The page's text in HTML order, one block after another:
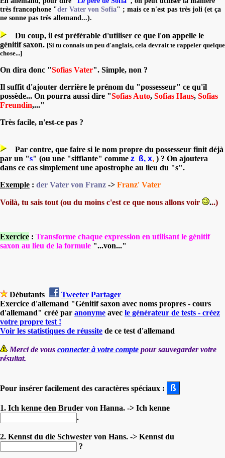
très francophone "der Vater von Sofia" ; mais ce n'est pas très joli (et ça
ne sonne pas très allemand...).
Du coup, il est préférable d'utiliser ce que l'on appelle le
génitif saxon. [Si tu connais un peu d'anglais, cela devrait te rappeler quelque
chose...]
On dira donc "Sofias Vater". Simple, non ?
Il suffit d'ajouter derrière le prénom du "possesseur" ce qu'il
possède... On pourra aussi dire "Sofias Auto, Sofias Haus, Sofias
Freundin,..."
Très facile, n'est-ce pas ?
Par contre, que faire si le nom propre du possesseur finit déjà
par un "s" (ou une "sifflante" comme z ß, x, ) ? On ajoutera
dans ce cas simplement une apostrophe au lieu du "s".
Exemple : der Vater von Franz -> Franz' Vater
Voilà, tu sais tout (ou du moins c'est ce que nous allons voir ...)
Exercice : Transforme chaque expression en utilisant le génitif
saxon au lieu de la formule "...von..."
Débutants Tweeter Partager
Exercice d'allemand "Génitif saxon avec noms propres - cours
d'allemand" créé par anonyme avec le générateur de tests - créez
votre propre test !
Voir les statistiques de réussite de ce test d'allemand
Merci de vous connecter à votre compte pour sauvegarder votre
résultat.
Pour insérer facilement des caractères spéciaux :
1. Ich kenne den Bruder von Hanna. -> Ich kenne
.
2. Kennst du die Schwester von Hans. -> Kennst du
?